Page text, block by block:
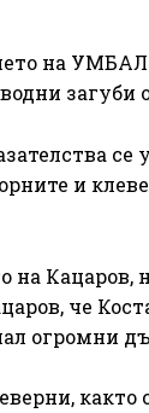
на УМБАЛ
загуби
се
и
на
че
огромни